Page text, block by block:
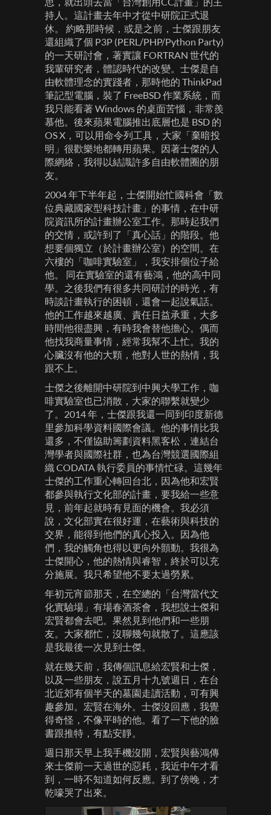
持人。這計畫去年中才從中研院正式退
休。 約略那時候，或是之前，士傑跟朋友
還組織了個 P3P (PERL/PHP/Python Party)
的一天研討會，著實讓 FORTRAN 世代的
我輩研究者，體認時代的改變。士傑是自
由軟體理念的實踐者，那時他的 ThinkPad
筆記型電腦，裝了 FreeBSD 作業系統，而
我只能看著 Windows 的桌面苦惱，非常羨
慕他。後來蘋果電腦推出底層也是 BSD 的
OS X，可以用命令列工具，大家「棄暗投
明」很歡樂地都轉用蘋果。因著士傑的人
際網絡，我得以結識許多自由軟體圈的朋
友。
2004 年下半年起，士傑開始忙國科會「數
位典藏國家型科技計畫」的事情，在中研
院資訊所的計畫辦公室工作。那時起我們
的交情，或許到了「真心話」的階段。他
想要個獨立（於計畫辦公室）的空間。在
六樓的「咖啡實驗室」，我安排個位子給
他。 同在實驗室的還有藝鴻，他的高中同
學。之後我們有很多共同研討的時光，有
時談計畫執行的困頓，還會一起說氣話。
他的工作越來越廣、責任日益承重，大多
時間他很盡興，有時我會替他擔心。偶而
他找我商量事情，經常我幫不上忙。我的
心臟沒有他的大顆，他對人世的熱情，我
跟不上。
士傑之後離開中研院到中興大學工作，咖
啡實驗室也已消散，大家的聯繫就變少
了。2014 年，士傑跟我還一同到印度新德
里參加科學資料國際會議。他的事情比我
還多，不僅協助籌劃資料黑客松，連結台
灣學者與國際社群，也為台灣競選國際組
織 CODATA 執行委員的事情忙碌。這幾年
士傑的工作重心轉回台北，因為他和宏賢
都參與執行文化部的計畫，要我給一些意
見，前年起就時有見面的機會。我必須
說，文化部實在很好運，在藝術與科技的
交界，能得到他們的真心投入。因為他
們，我的觸角也得以更向外顫動。我很為
士傑開心，他的熱情與睿智，終於可以充
分施展。我只希望他不要太過勞累。
年初元宵節那天，在空總的「台灣當代文
化實驗場」有場春酒茶會，我想說士傑和
宏賢都會去吧。果然見到他們和一些朋
友。大家都忙，沒聊幾句就散了。這應該
是我最後一次見到士傑。
就在幾天前，我傳個訊息給宏賢和士傑，
以及一些朋友，說五月十九號週日，在台
北近郊有個半天的墓園走讀活動，可有興
趣參加。宏賢在海外。士傑沒回應，我覺
得奇怪，不像平時的他。看了一下他的臉
書跟推特，有點安靜。
週日那天早上我手機沒開，宏賢與藝鴻傳
來士傑前一天過世的惡耗，我近中午才看
到，一時不知道如何反應。到了傍晚，才
乾嚎哭了出來。